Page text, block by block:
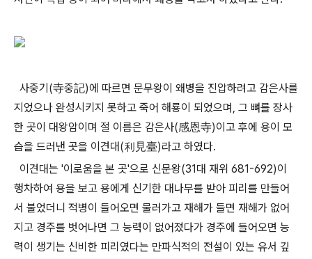
사중기(寺중記)에 따르면 문무왕이 왜병을 진압하려고 감은사를
지었으나 완성시키지 못하고 죽어 해룡이 되었으며, 그 뼈를 장사
한 곳이 대왕암이며 절 이름은 감은사(感恩寺)이고 후에 용이 모
습을 드러낸 곳을 이견대(利見臺)라고 하였다.
이견대는 '이로움을 본 곳'으로 신문왕(31대 재위 681-692)이
행차하여 용을 보고 용에게 신기한 대나무를 받아 피리를 만들어
서 불었더니 적병이 들어오면 물러가고 재해가 들면 재해가 없어
지고 경주를 벗어나면 그 능력이 없어졌다가 경주에 들어오면 능
력이 생기는 신비한 피리였다는 만파식적의 전설이 있는 유서 깊